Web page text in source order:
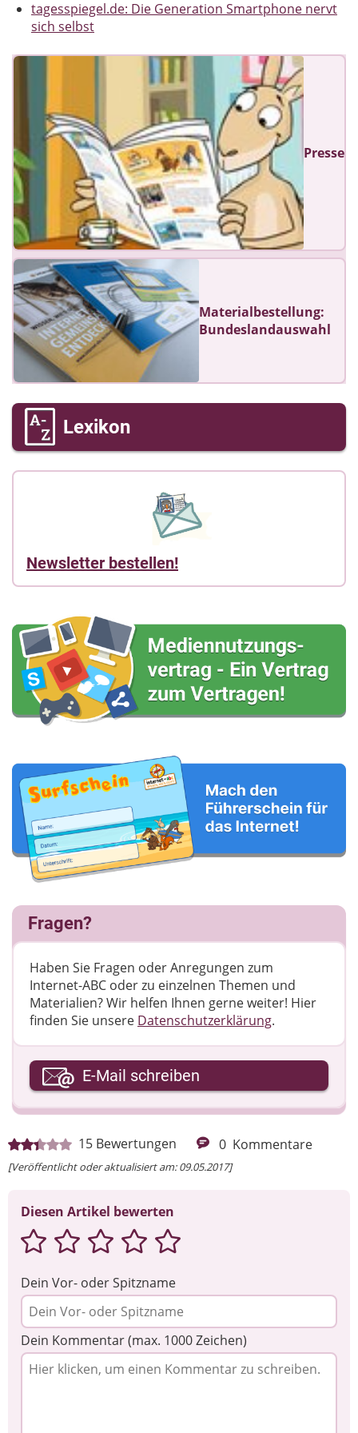
tagesspiegel.de: Die Generation Smartphone nervt
sich selbst
15 Bewertungen 0 Kommentare
[Veröffentlicht oder aktualisiert am: 09.05.2017]
Diesen Artikel bewerten
Dein Vor- oder Spitzname
Dein Kommentar (max. 1000 Zeichen)
Presse
Materialbestellung:
Bundeslandauswahl
Lexikon
Newsletter bestellen!
Fragen?
Haben Sie Fragen oder Anregungen zum
Internet-ABC oder zu einzelnen Themen und
Materialien? Wir helfen Ihnen gerne weiter! ​Hier
finden Sie unsere Datenschutzerklärung.
Ihre E-Mail-Adresse
Ihre Nachricht
E-Mail schreiben